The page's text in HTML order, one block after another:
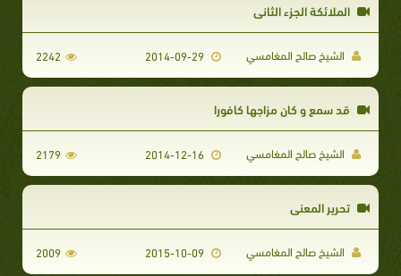
الملائكة الجزء الثاني
الشيخ صالح المغامسي 2014-09-29
2242
قد سمع و كان مزاجها كافورا
الشيخ صالح المغامسي 2014-12-16
2179
تحرير المعنى
الشيخ صالح المغامسي 2015-10-09
2009